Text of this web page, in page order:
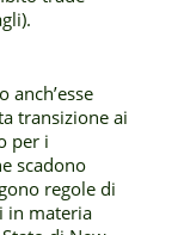
anch’esse
transizione ai
per i
scadono
regole di
in materia